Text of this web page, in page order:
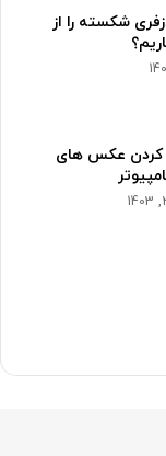
شکسته را از
کردن عکس های